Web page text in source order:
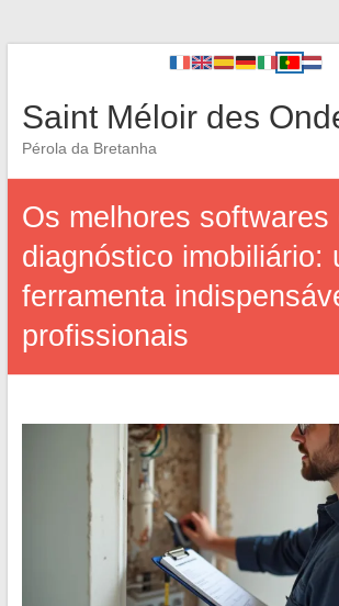
Saint Méloir des
Pérola da Bretanha
Os melhores softwares
diagnóstico imobiliário:
ferramenta
profissionais